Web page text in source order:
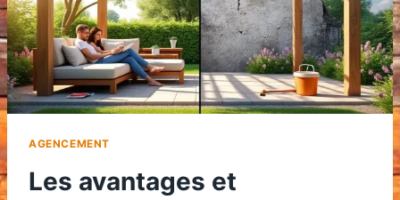
AGENCEMENT
Les avantages et